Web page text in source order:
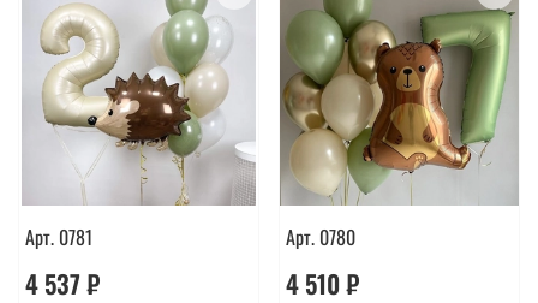
Арт. 0781
4 537 ₽
Арт. 0780
4 510 ₽